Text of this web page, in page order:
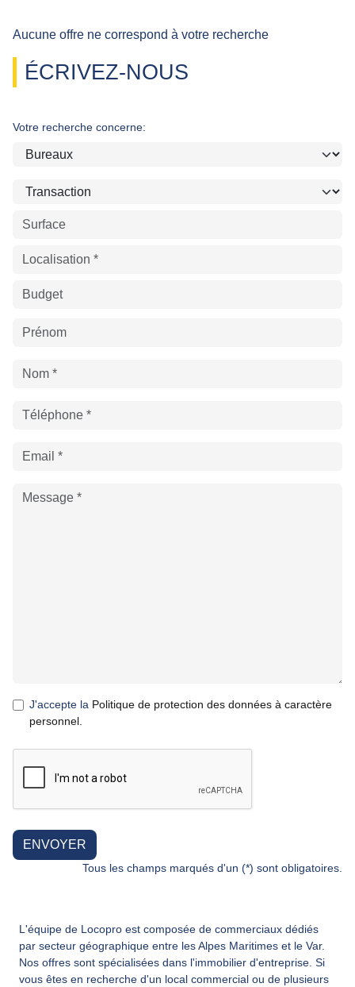
Aucune offre ne correspond à votre recherche
ÉCRIVEZ-NOUS
Votre recherche concerne:
J'accepte la Politique de protection des données à caractère
personnel.
ENVOYER
Tous les champs marqués d'un (*) sont obligatoires.
L'équipe de Locopro est composée de commerciaux dédiés
par secteur géographique entre les Alpes Maritimes et le Var.
Nos offres sont spécialisées dans l'immobilier d'entreprise. Si
vous êtes en recherche d'un local commercial ou de plusieurs